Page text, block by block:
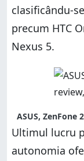
clasificându-
precum HTC
Nexus 5.
ASUS, ZenFone
Ultimul lucru
autonomia